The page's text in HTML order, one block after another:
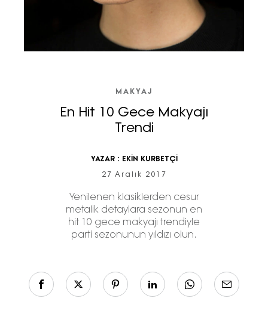
MAKYAJ
En Hit 10 Gece Makyajı
Trendi
YAZAR : EKİN KURBETÇİ
27 Aralık 2017
Yenilenen klasiklerden cesur
metalik detaylara sezonun en
hit 10 gece makyajı trendiyle
parti sezonunun yıldızı olun.